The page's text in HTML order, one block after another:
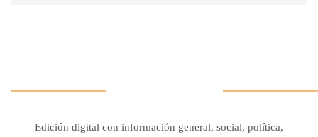
Edición digital con información general, social, política,